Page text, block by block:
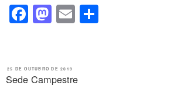
F
a
e
b
M
a
o
d
E
m
PUBLICADO
25 DE OUTUBRO DE 2019
Sede Campestre